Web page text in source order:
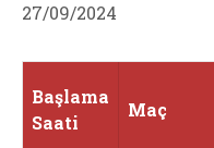
27/09/2024
Başlama
Saati
Maç